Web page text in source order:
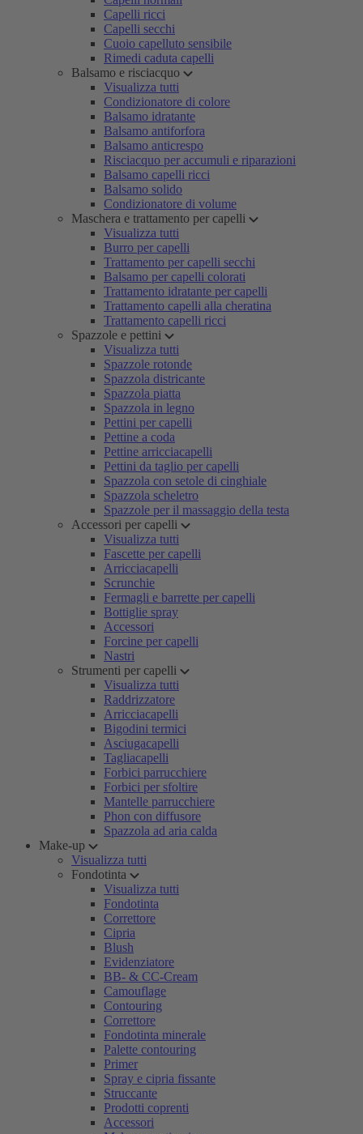
Capelli ricci
Capelli secchi
Cuoio capelluto sensibile
Rimedi caduta capelli
Balsamo e risciacquo
Visualizza tutti
Condizionatore di colore
Balsamo idratante
Balsamo antiforfora
Balsamo anticrespo
Risciacquo per accumuli e riparazioni
Balsamo capelli ricci
Balsamo solido
Condizionatore di volume
Maschera e trattamento per capelli
Visualizza tutti
Burro per capelli
Trattamento per capelli secchi
Balsamo per capelli colorati
Trattamento idratante per capelli
Trattamento capelli alla cheratina
Trattamento capelli ricci
Spazzole e pettini
Visualizza tutti
Spazzole rotonde
Spazzola districante
Spazzola piatta
Spazzola in legno
Pettini per capelli
Pettine a coda
Pettine arricciacapelli
Pettini da taglio per capelli
Spazzola con setole di cinghiale
Spazzola scheletro
Spazzole per il massaggio della testa
Accessori per capelli
Visualizza tutti
Fascette per capelli
Arricciacapelli
Scrunchie
Fermagli e barrette per capelli
Bottiglie spray
Accessori
Forcine per capelli
Nastri
Strumenti per capelli
Visualizza tutti
Raddrizzatore
Arricciacapelli
Bigodini termici
Asciugacapelli
Tagliacapelli
Forbici parrucchiere
Forbici per sfoltire
Mantelle parrucchiere
Phon con diffusore
Spazzola ad aria calda
Make-up
Visualizza tutti
Fondotinta
Visualizza tutti
Fondotinta
Correttore
Cipria
Blush
Evidenziatore
BB- & CC-Cream
Camouflage
Contouring
Correttore
Fondotinta minerale
Palette contouring
Primer
Spray e cipria fissante
Struccante
Prodotti coprenti
Accessori